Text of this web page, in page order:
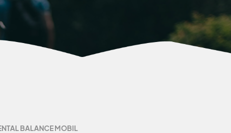
BALANCE MOBIL